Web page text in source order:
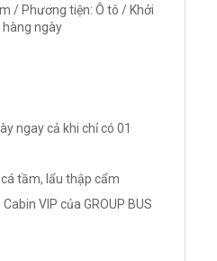
/ Phương tiện: Ô tô / Khởi
hàng ngày
ngay cả khi chỉ có 01
tầm, lẩu thập cẩm
VIP của GROUP BUS